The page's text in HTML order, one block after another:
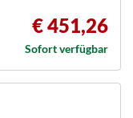
€ 451,26
Sofort verfügbar